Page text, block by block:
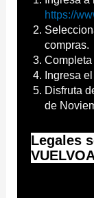
https://
compras.
Completa
Ingresa
Disfruta
de
Legales